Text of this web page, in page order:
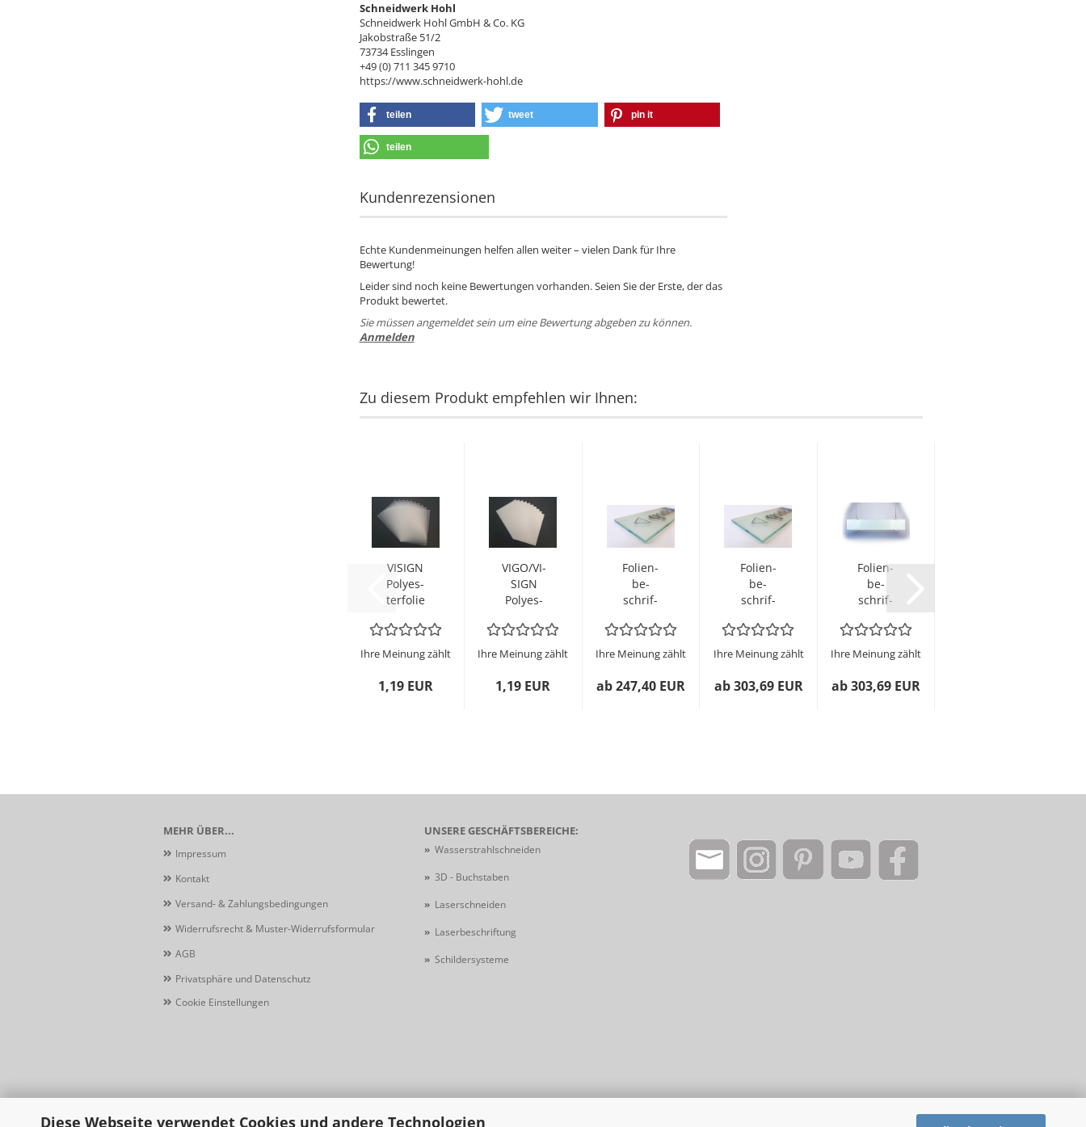
Diese Webseite verwendet Cookies und andere Technologien
Schneidwerk Hohl
Schneidwerk Hohl GmbH & Co. KG
Jakobstraße 51/2
73734 Esslingen
+49 (0) 711 345 9710
https://www.schneidwerk-hohl.de
teilen tweet pin it
teilen
Kundenrezensionen
Echte Kundenmeinungen helfen allen weiter – vielen Dank für Ihre
Bewertung!
Leider sind noch keine Bewertungen vorhanden. Seien Sie der Erste, der das
Produkt bewertet.
Sie müssen angemeldet sein um eine Bewertung abgeben zu können.
Anmelden
Zu diesem Produkt empfehlen wir Ihnen:
VI­SIGN
Po­ly­es­
ter­fo­lie
(semi-​
trans­
rent)...
Ihre Meinung zählt
1,19 EUR
VIGO/VI­
SIGN
Po­ly­es­
Weiß
(de­
ckend)...
Ihre Meinung zählt
1,19 EUR
Fo­li­en­
be­
schrif­
für
Glas­
schil­der
Ihre Meinung zählt
ab 247,40 EUR
Fo­li­en­
be­
schrif­
für
Glas­
schil­der
| 2er...
Ihre Meinung zählt
ab 303,69 EUR
Fo­li­en­
be­
schrif­
für
Glas­
schil­der
|
weiß...
Ihre Meinung zählt
ab 303,69 EUR
MEHR ÜBER...
Impressum
Kontakt
Versand- & Zahlungsbedingungen
Widerrufsrecht & Muster-Widerrufsformular
AGB
Privatsphäre und Datenschutz
Cookie Einstellungen
UNSERE GESCHÄFTSBEREICHE:
» Wasserstrahlschneiden
» 3D - Buchstaben
» Laserschneiden
» Laserbeschriftung
» Schildersysteme